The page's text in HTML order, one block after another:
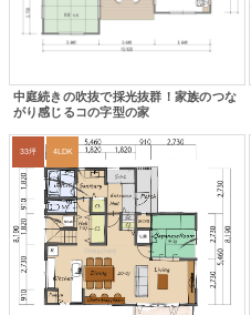
中庭続きの吹抜で採光抜群！家族のつな
がり感じるコの字型の家
33坪 4LDK